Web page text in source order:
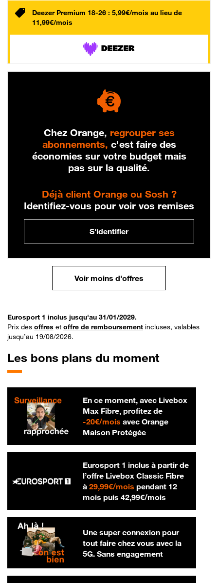
Deezer Premium 18-26 : 5,99€/mois au lieu de
11,99€/mois
Chez Orange, regrouper ses
abonnements, c'est faire des
économies sur votre budget mais
pas sur la qualité.
Déjà client Orange ou Sosh ?
Identifiez-vous pour voir vos remises
S'identifier
Voir moins d'offres
Eurosport 1 inclus jusqu'au 31/01/2029.
Prix des offres et offre de remboursement incluses, valables
jusqu’au 19/08/2026.
Les bons plans du moment
En ce moment, avec Livebox
Max Fibre, profitez de
-20€/mois20 € par mois
avec Orange
Maison Protégée
Eurosport 1 inclus à partir de
l’offre Livebox Classic Fibre
à 29,99€/mois29,99 € par mois
pendant 12
mois puis 42,99€/mois42,99 € par
Une super connexion pour
tout faire chez vous avec la
5G. Sans engagement